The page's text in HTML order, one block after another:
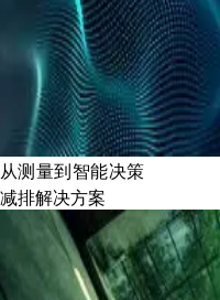
从测量到智能决策
减排解决方案